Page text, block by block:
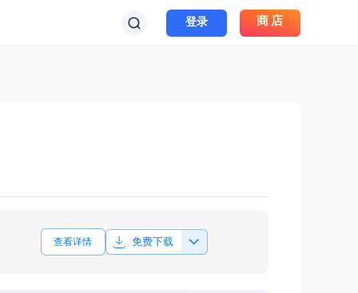
登录 商店
查看详情 免费下载